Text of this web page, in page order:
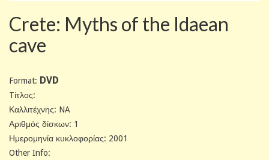
Crete: Myths of the Idaean
cave
Format: DVD
Tίτλος:
Καλλιτέχνης: NA
Αριθμός δίσκων: 1
Ημερομηνία κυκλοφορίας: 2001
Other Info: